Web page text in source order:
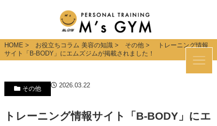
HOME > お役立ちコラム 美容の知識> その他> トレーニング情報
サイト「B-BODY」にエムズジムが掲載されました！
その他 2026.03.22
トレーニング情報サイト「B-BODY」にエ